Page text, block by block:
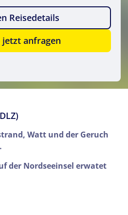
Reisedetails
jetzt anfragen
Watt und der Geruch
der Nordseeinsel erwatet